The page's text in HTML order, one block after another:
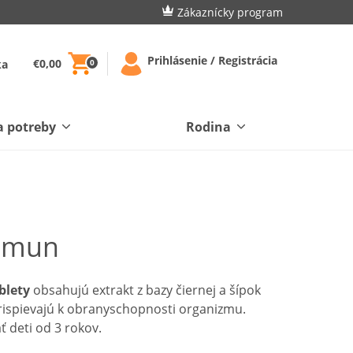
Zákaznícky program
€0,00 0 Prihlásenie / Registrácia
potreby Rodina
obsahujú extrakt z bazy čiernej a šípok
k obranyschopnosti organizmu.
deti od 3 rokov.